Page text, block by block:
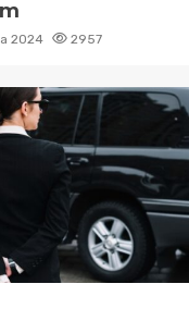
2024 2957